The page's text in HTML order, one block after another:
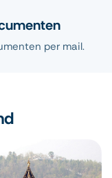
per mail.